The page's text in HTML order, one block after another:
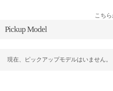
こち
Pickup Model
現在、ピックアップモデルはいません。